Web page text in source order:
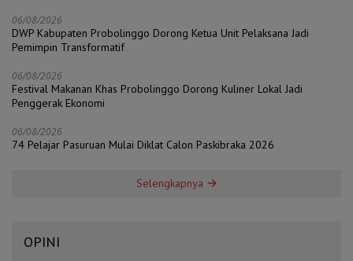
06/08/2026
DWP Kabupaten Probolinggo Dorong Ketua Unit Pelaksana Jadi
Pemimpin Transformatif
06/08/2026
Festival Makanan Khas Probolinggo Dorong Kuliner Lokal Jadi
Penggerak Ekonomi
06/08/2026
74 Pelajar Pasuruan Mulai Diklat Calon Paskibraka 2026
Selengkapnya
OPINI